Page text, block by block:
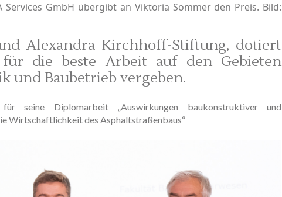
Services GmbH übergibt an Viktoria Sommer den Preis. Bild:
Alexandra Kirchhoff-Stiftung, dotiert
die beste Arbeit auf den Gebieten
und Baubetrieb vergeben.
seine Diplomarbeit „Auswirkungen baukonstruktiver und
Wirtschaftlichkeit des Asphaltstraßenbaus“